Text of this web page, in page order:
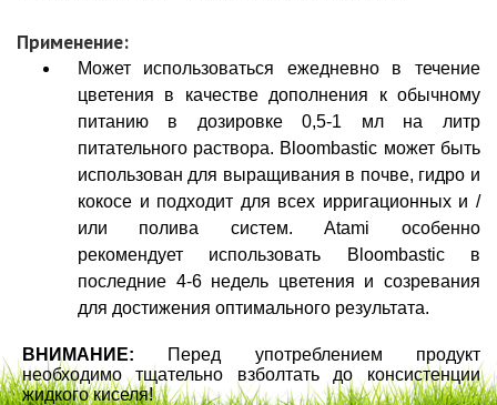
Применение:
Может использоваться ежедневно в течение
цветения в качестве дополнения к обычному
питанию в дозировке 0,5-1 мл на литр
питательного раствора. Bloombastic может быть
использован для выращивания в почве, гидро и
кокосе и подходит для всех ирригационных и /
или полива систем. Atami особенно
рекомендует использовать Bloombastic в
последние 4-6 недель цветения и созревания
для достижения оптимального результата.
ВНИМАНИЕ: Перед употреблением продукт
необходимо тщательно взболтать до консистенции
жидкого киселя!